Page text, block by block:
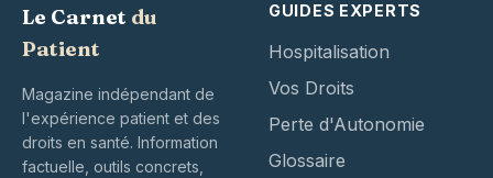
Le Carnet du
Patient
Magazine indépendant de
l'expérience patient et des
droits en santé. Information
factuelle, outils concrets,
GUIDES EXPERTS
Hospitalisation
Vos Droits
Perte d'Autonomie
Glossaire